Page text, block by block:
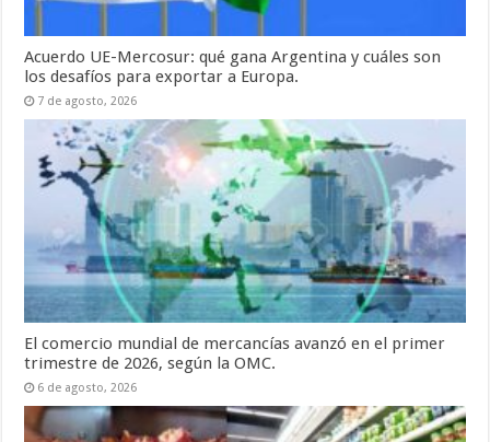
Acuerdo UE-Mercosur: qué gana Argentina y cuáles son
los desafíos para exportar a Europa.
7 de agosto, 2026
El comercio mundial de mercancías avanzó en el primer
trimestre de 2026, según la OMC.
6 de agosto, 2026